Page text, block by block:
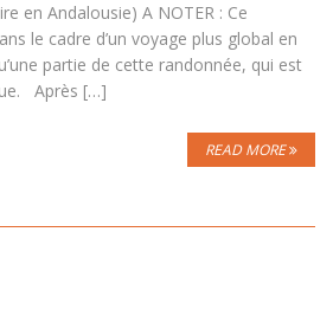
en Andalousie) A NOTER : Ce
le cadre d’un voyage plus global en
partie de cette randonnée, qui est
Après […]
READ MORE